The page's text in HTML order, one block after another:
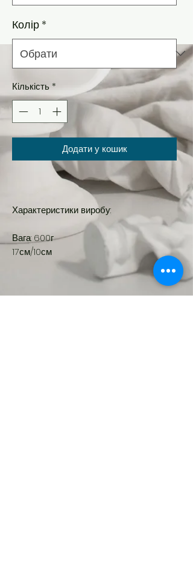
Колір *
Кількість*
Додати у кошик
Характеристики виробу:
Вага: 600г
17см/10см